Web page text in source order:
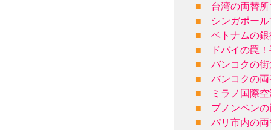
■
台湾の両替
■
シンガポー
■
ベトナムの
■
ドバイの罠
■
バンコクの
■
バンコクの
■
ミラノ国際
■
プノンペン
■
パリ市内の